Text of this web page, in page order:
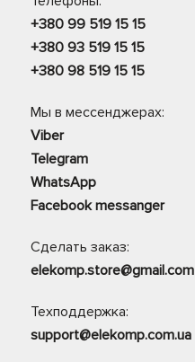
+380 99 519 15 15
+380 93 519 15 15
+380 98 519 15 15
Мы в мессенджерах:
Viber
Telegram
WhatsApp
Facebook messanger
Сделать заказ:
elekomp.store@gmail.com
Техподдержка:
support@elekomp.com.ua